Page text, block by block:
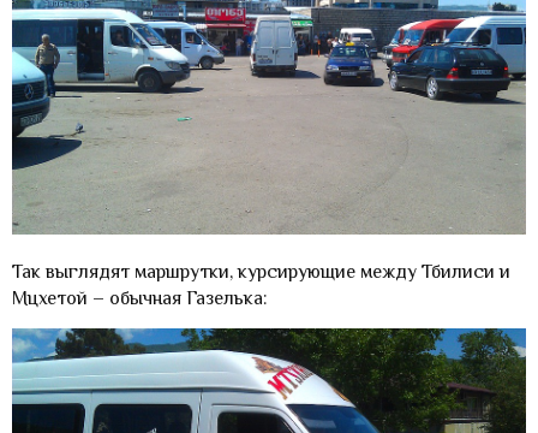
Так выглядят маршрутки, курсирующие между Тбилиси и
Мцхетой – обычная Газелька: